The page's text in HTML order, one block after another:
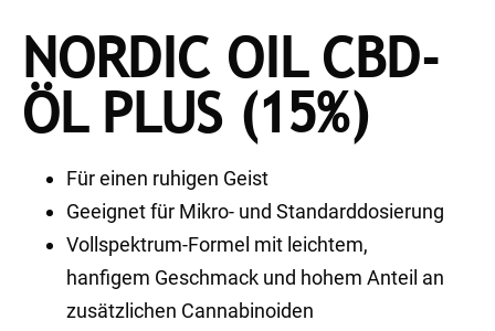
NORDIC OIL CBD-
ÖL PLUS (15%)
Für einen ruhigen Geist
Geeignet für Mikro- und Standarddosierung
Vollspektrum-Formel mit leichtem,
hanfigem Geschmack und hohem Anteil an
zusätzlichen Cannabinoiden